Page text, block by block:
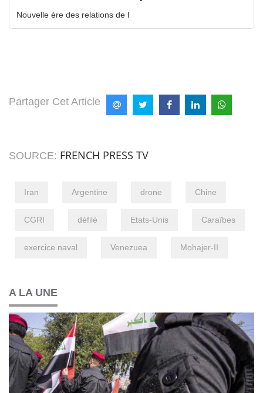
Nouvelle ère des relations de l
Partager Cet Article
SOURCE: FRENCH PRESS TV
Iran Argentine drone Chine
CGRI défilé Etats-Unis Caraïbes
exercice naval Venezuea Mohajer-II
A LA UNE